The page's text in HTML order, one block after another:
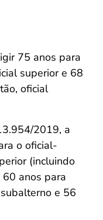
75 anos para
superior e 68
oficial
2019, a
o oficial-
(incluindo
anos para
e 56